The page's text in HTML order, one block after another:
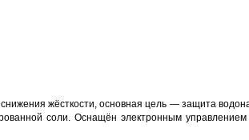
жёсткости, основная цель — защита
соли. Оснащён электронным